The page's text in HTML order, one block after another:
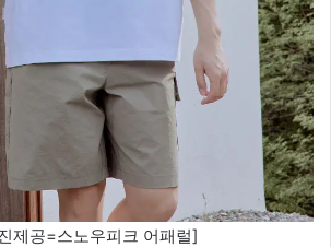
제공=스노우피크 어패럴]